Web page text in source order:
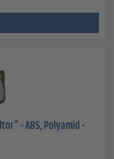
- ABS, Polyamid -